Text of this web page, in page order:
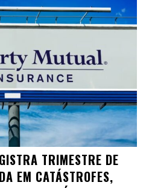
TRIMESTRE DE
EM CATÁSTROFES,